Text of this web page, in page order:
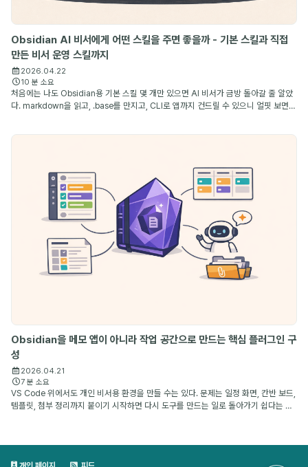
Obsidian AI 비서에게 어떤 스킬을 주면 좋을까 - 기본 스킬과 직접
만든 비서 운영 스킬까지
2026.04.22
10 분 소요
처음에는 나도 Obsidian용 기본 스킬 몇 개만 있으면 AI 비서가 금방 돌아갈 줄 알았
다. markdown을 읽고, .base를 만지고, CLI로 앱까지 건드릴 수 있으니 얼핏 보면
Obsidian을 메모 앱이 아니라 작업 공간으로 만드는 핵심 플러그인 구
성
2026.04.21
7 분 소요
VS Code 위에서도 개인 비서용 환경을 만들 수는 있다. 문제는 일정 화면, 칸반 보드,
템플릿, 첨부 정리까지 붙이기 시작하면 다시 도구를 만드는 일로 돌아가기 쉽다는 점